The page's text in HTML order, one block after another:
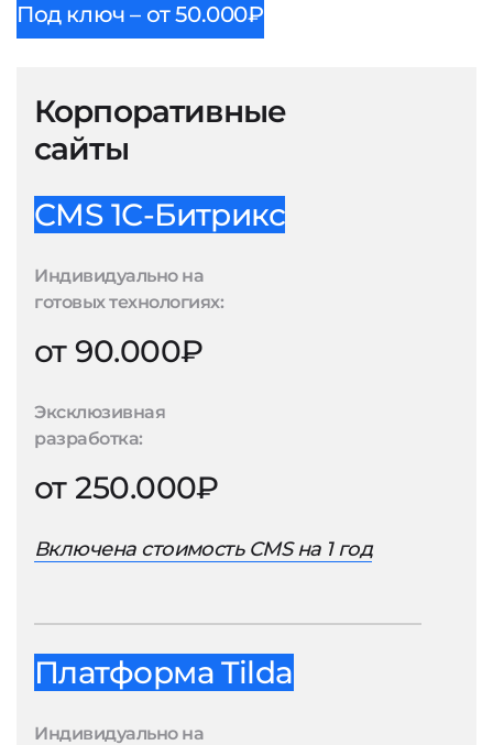
Под ключ – от 50.000₽
Корпоративные
сайты
CMS 1С-Битрикс
Индивидуально на
готовых технологиях:
от 90.000₽
Эксклюзивная
разработка:
от 250.000₽
Включена стоимость CMS на 1 год
Платформа Tilda
Индивидуально на